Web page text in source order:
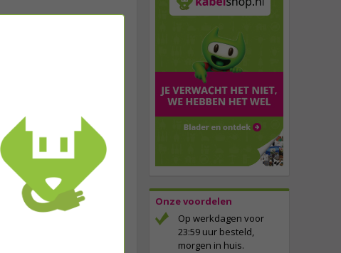
Onze voordelen
Op werkdagen voor
23:59 uur besteld,
morgen in huis.